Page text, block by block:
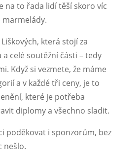
na to řada lidí těší skoro víc
marmelády.
která stojí za
celé soutěžní části – tedy
Když si vezmete, že máme
a v každé tři ceny, je to
které je potřeba
diplomy a všechno sladit.
poděkovat i sponzorům, bez
nešlo.